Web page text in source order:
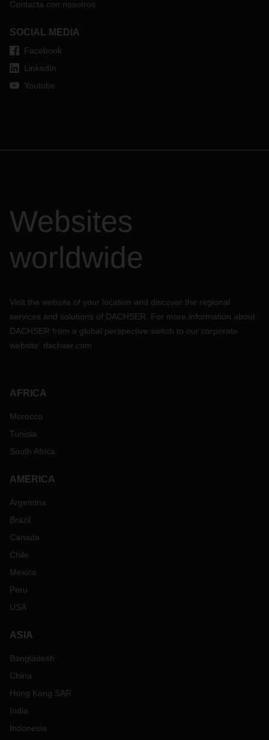
Contacta con nosotros
SOCIAL MEDIA
Facebook
LinkedIn
Youtube
Websites
worldwide
Visit the website of your location and discover the regional
services and solutions of DACHSER. For more information about
DACHSER from a global perspective switch to our corporate
website: dachser.com
AFRICA
Morocco
Tunisia
South Africa
AMERICA
Argentina
Brazil
Canada
Chile
Mexico
Peru
USA
ASIA
Bangladesh
China
Hong Kong SAR
India
Indonesia